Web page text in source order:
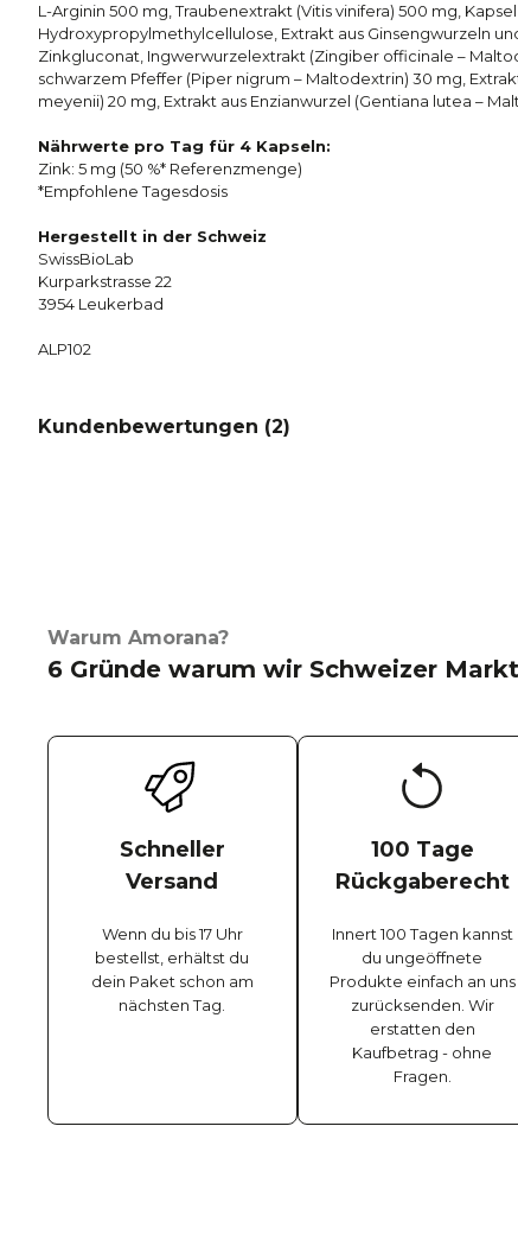
L-Arginin 500 mg, Traubenextrakt (Vitis vinifera) 500 mg,
Hydroxypropylmethylcellulose, Extrakt aus Ginsengwurzeln
Zinkgluconat, Ingwerwurzelextrakt (Zingiber officinale –
schwarzem Pfeffer (Piper nigrum – Maltodextrin) 30 mg,
meyenii) 20 mg, Extrakt aus Enzianwurzel (Gentiana lutea –
Nährwerte pro Tag für 4 Kapseln:
Zink: 5 mg (50 %* Referenzmenge)
*Empfohlene Tagesdosis
Hergestellt in der Schweiz
SwissBioLab
Kurparkstrasse 22
3954 Leukerbad
ALP102
Kundenbewertungen (2)
Warum Amorana?
6 Gründe warum wir Schweizer
Schneller
Versand
Wenn du bis 17 Uhr
bestellst, erhältst du
dein Paket schon am
nächsten Tag.
100 Tage
Rückgaberecht
Innert 100 Tagen kannst
du ungeöffnete
Produkte einfach an uns
zurücksenden. Wir
erstatten den
Kaufbetrag - ohne
Fragen.